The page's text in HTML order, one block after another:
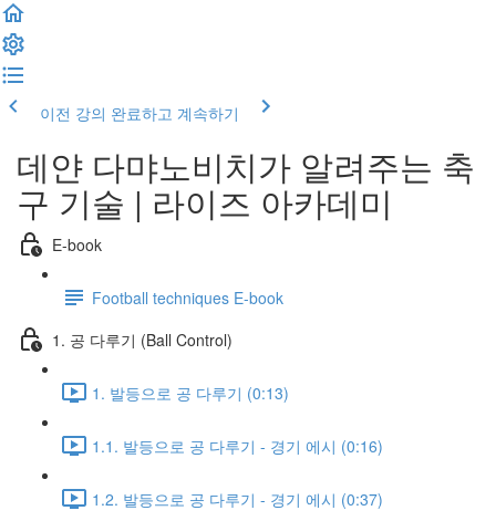
이전 강의 완료하고 계속하기
데얀 다먀노비치가 알려주는 축
구 기술 | 라이즈 아카데미
E-book
Football techniques E-book
1. 공 다루기 (Ball Control)
1. 발등으로 공 다루기 (0:13)
1.1. 발등으로 공 다루기 - 경기 에시 (0:16)
1.2. 발등으로 공 다루기 - 경기 에시 (0:37)